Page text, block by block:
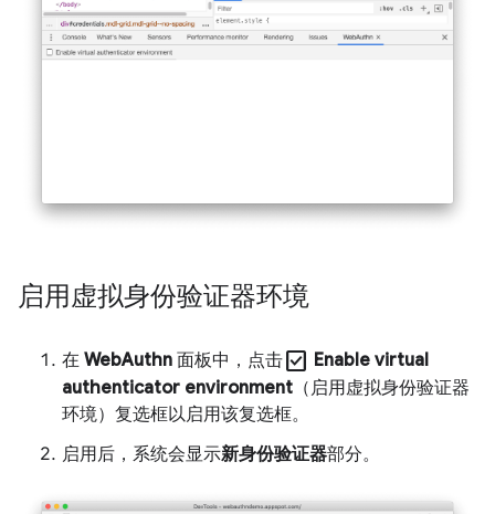
启用虚拟身份验证器环境
在 WebAuthn 面板中，点击check_box Enable virtual
authenticator environment （启用虚拟身份验证器
环境）复选框以启用该复选框。
启用后，系统会显示新身份验证器部分。